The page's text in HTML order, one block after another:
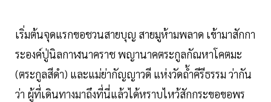
เริ่มต้นจุดแรกขอชวนสายบุญ สายมูห้ามพลาด เข้ามาสักกา
ระองค์ปู่นิลกาฬนาคราช พญานาคตระกูลกัณหาโคตมะ
(ตระกูลสีดำ) และแม่ย่ากัญญาวดี แห่งวัดถ้ำคีรีธรรม ว่ากัน
ว่า ผู้ที่เดินทางมาถึงที่นี่แล้วได้หราบไหว้สักกระขอขอพร